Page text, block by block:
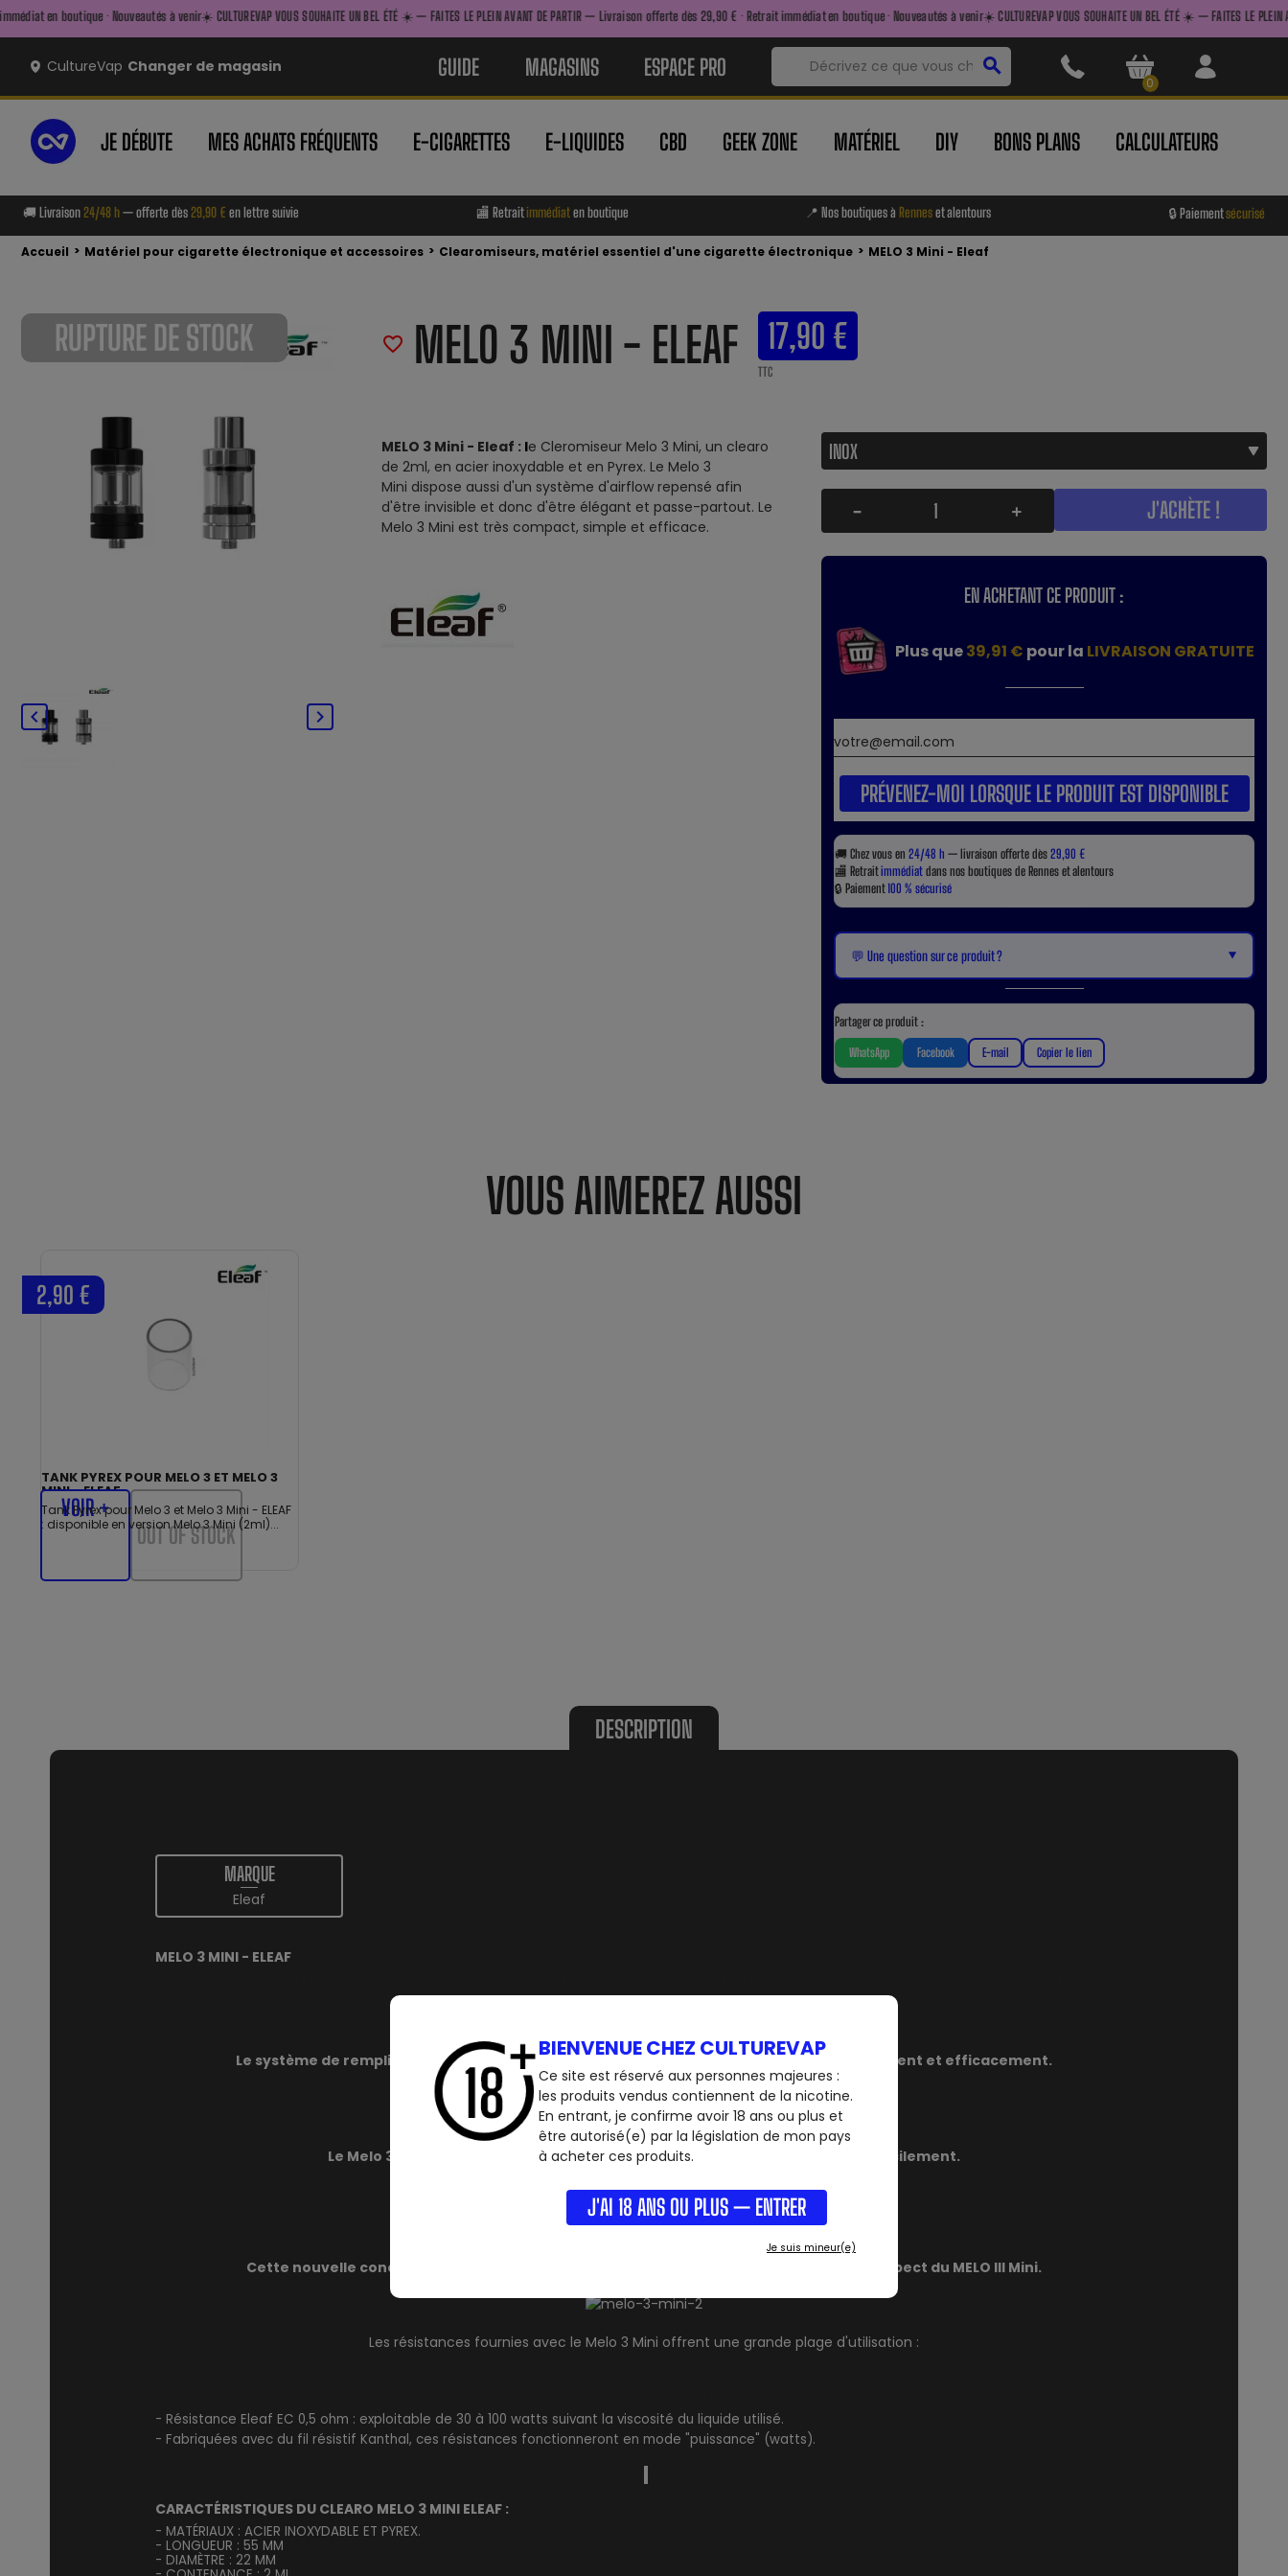
BIENVENUE CHEZ CULTUREVAP
Ce site est réservé aux personnes majeures :
les produits vendus contiennent de la nicotine.
En entrant, je confirme avoir 18 ans ou plus et
être autorisé(e) par la législation de mon pays
à acheter ces produits.
J'AI 18 ANS OU PLUS — ENTRER
Je suis mineur(e)
· Nouveautés à venir☀️ CULTUREVAP VOUS SOUHAITE UN BEL ÉTÉ ☀️ — FAITES LE PLEIN AVANT DE PARTIR — Livraison offerte dès 29,90 € · Retrait immédiat en boutique · Nouveautés à venir☀️ CULTUREVAP VOUS SOUHAITE UN BEL ÉTÉ ☀️ — FAITES LE PLEIN AVANT DE
CultureVap Changer de magasin GUIDE MAGASINS ESPACE PRO search
0
JE DÉBUTE MES ACHATS FRÉQUENTS E-CIGARETTES E-LIQUIDES CBD GEEK ZONE MATÉRIEL DIY BONS PLANS CALCULATEURS
🚚 Livraison24/48 h— offerte dès29,90 € en lettre suivie 🏬 Retraitimmédiaten boutique 📍 Nos boutiques à Renneset alentours 🔒 Paiementsécurisé
Accueil > Matériel pour cigarette électronique et accessoires > Clearomiseurs, matériel essentiel d'une cigarette électronique > MELO 3 Mini - Eleaf
RUPTURE DE STOCK
 
favorite_border MELO 3 MINI - ELEAF 17,90 €
TTC
MELO 3 Mini - Eleaf : le Cleromiseur Melo 3 Mini, un clearo
de 2ml, en acier inoxydable et en Pyrex. Le Melo 3
Mini dispose aussi d'un système d'airflow repensé afin
d'être invisible et donc d'être élégant et passe-partout. Le
Melo 3 Mini est très compact, simple et efficace.
- + J'ACHÈTE !
EN ACHETANT CE PRODUIT :
Plus que39,91 € pour la LIVRAISON GRATUITE
PRÉVENEZ-MOI LORSQUE LE PRODUIT EST DISPONIBLE
🚚 Chez vous en 24/48 h — livraison offerte dès29,90 €
🏬 Retraitimmédiatdans nos boutiques de Rennes et alentours
🔒 Paiement100 % sécurisé
💬 Une question sur ce produit ? ▼
Partager ce produit :
WhatsApp Facebook E-mail Copier le lien
VOUS AIMEREZ AUSSI
TANK PYREX POUR MELO 3 ET MELO 3
MINI - ELEAF
Tank Pyrex pour Melo 3 et Melo 3 Mini - ELEAF
: disponible en version Melo 3 Mini (2ml)...
2,90 €
VOIR +
OUT OF STOCK
DESCRIPTION
MARQUE
Eleaf
MELO 3 MINI - ELEAF
invisible et donc d'être élégant et passe-partout. L
Le système de remplissage par le haut vous permettra de faire le plein de liquide rapidement et efficacement.
Le Melo 3 est totalement démontable pour vous permettre de le nettoyer facilement.
Invisible Airflow Control :
Cette nouvelle conception du contrôle de flux d'air invisible est également un plus à l'aspect du MELO III Mini.
Les résistances fournies avec le Melo 3 Mini offrent une grande plage d'utilisation :
- Résistance Eleaf EC 0,5 ohm : exploitable de 30 à 100 watts suivant la viscosité du liquide utilisé.
- Fabriquées avec du fil résistif Kanthal, ces résistances fonctionneront en mode "puissance" (watts).
CARACTÉRISTIQUES DU CLEARO MELO 3 MINI ELEAF :
- MATÉRIAUX : ACIER INOXYDABLE ET PYREX.
- LONGUEUR : 55 MM
- DIAMÈTRE : 22 MM